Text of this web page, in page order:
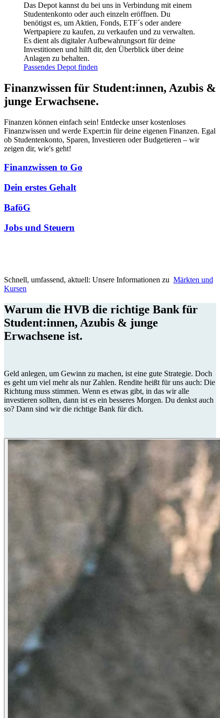
Das Depot kannst du bei uns in Verbindung mit einem
Studentenkonto oder auch einzeln eröffnen. Du
benötigst es, um Aktien, Fonds, ETF´s oder andere
Wertpapiere zu kaufen, zu verkaufen und zu verwalten.
Es dient als digitaler Aufbewahrungsort für deine
Investitionen und hilft dir, den Überblick über deine
Anlagen zu behalten.
Passendes Depot finden
Finanzwissen für Student:innen, Azubis &
junge Erwachsene.
Finanzen können einfach sein! Entdecke unser kostenloses
Finanzwissen und werde Expert:in für deine eigenen Finanzen. Egal
ob Studentenkonto, Sparen, Investieren oder Budgetieren – wir
zeigen dir, wie's geht!
Finanzwissen to Go
Dein erstes Gehalt
BaföG
Jobs und Steuern
Schnell, umfassend, aktuell: Unsere Informationen zu Märkten und
Kursen
Warum die HVB die richtige Bank für
Student:innen, Azubis & junge
Erwachsene ist.
Geld anlegen, um Gewinn zu machen, ist eine gute Strategie. Doch
es geht um viel mehr als nur Zahlen. Rendite heißt für uns auch: Die
Richtung muss stimmen. Wenn es etwas gibt, in das wir alle
investieren sollten, dann ist es ein besseres Morgen. Du denkst auch
so? Dann sind wir die richtige Bank für dich.